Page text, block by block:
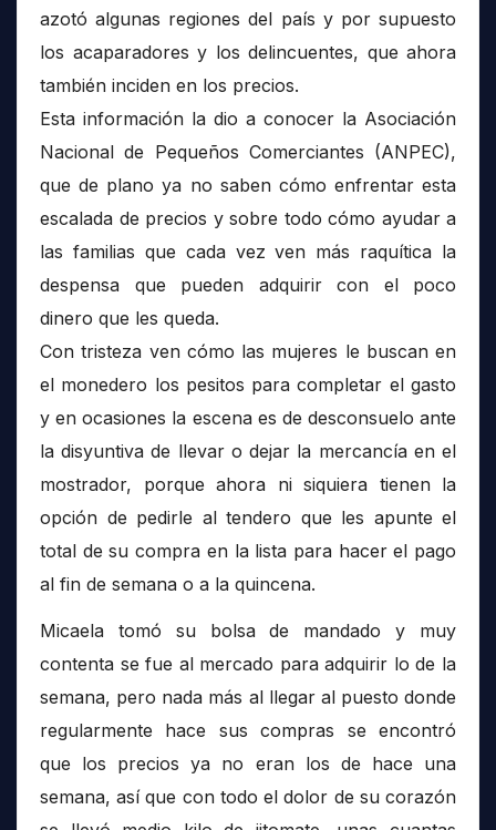
azotó algunas regiones del país y por supuesto
los acaparadores y los delincuentes, que ahora
también inciden en los precios.
Esta información la dio a conocer la Asociación
Nacional de Pequeños Comerciantes (ANPEC),
que de plano ya no saben cómo enfrentar esta
escalada de precios y sobre todo cómo ayudar a
las familias que cada vez ven más raquítica la
despensa que pueden adquirir con el poco
dinero que les queda.
Con tristeza ven cómo las mujeres le buscan en
el monedero los pesitos para completar el gasto
y en ocasiones la escena es de desconsuelo ante
la disyuntiva de llevar o dejar la mercancía en el
mostrador, porque ahora ni siquiera tienen la
opción de pedirle al tendero que les apunte el
total de su compra en la lista para hacer el pago
al fin de semana o a la quincena.
Micaela tomó su bolsa de mandado y muy
contenta se fue al mercado para adquirir lo de la
semana, pero nada más al llegar al puesto donde
regularmente hace sus compras se encontró
que los precios ya no eran los de hace una
semana, así que con todo el dolor de su corazón